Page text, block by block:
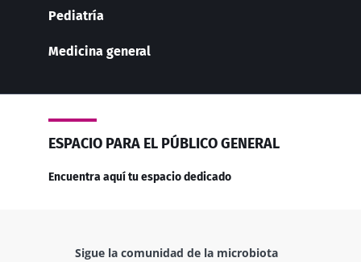
Pediatría
Medicina general
ESPACIO PARA EL PÚBLICO GENERAL
Encuentra aquí tu espacio dedicado
Sigue la comunidad de la microbiota